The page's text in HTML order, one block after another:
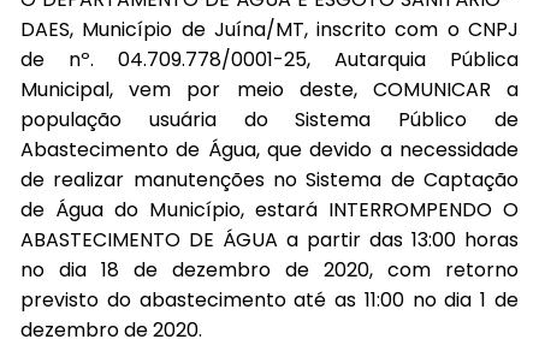
DAES, Município de Juína/MT, inscrito com o CNPJ
de nº. 04.709.778/0001-25, Autarquia Pública
Municipal, vem por meio deste, COMUNICAR a
população usuária do Sistema Público de
Abastecimento de Água, que devido a necessidade
de realizar manutenções no Sistema de Captação
de Água do Município, estará INTERROMPENDO O
ABASTECIMENTO DE ÁGUA a partir das 13:00 horas
no dia 18 de dezembro de 2020, com retorno
previsto do abastecimento até as 11:00 no dia 1 de
dezembro de 2020.